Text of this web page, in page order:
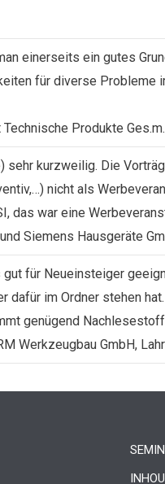
einerseits ein gutes
für diverse Probleme
Produkte
sehr kurzweilig. Die
nicht als
das war eine
Siemens Hausgeräte
für Neueinsteiger
dafür im Ordner stehen
genügend
Werkzeugbau GmbH, Lahr